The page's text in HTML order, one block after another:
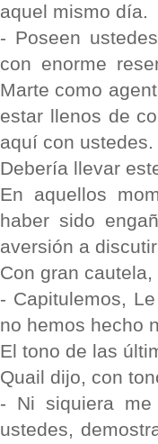
aquel mismo día.
- Poseen
con enorme
Marte como
estar llenos de
aquí con ustedes.
Debería llevar
En aquellos
haber sido
aversión a
Con gran
- Capitulemos,
no hemos hecho
El tono de las
Quail dijo, con
- Ni siquiera me
ustedes,